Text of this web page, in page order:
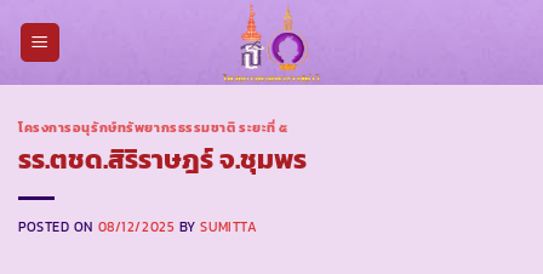
โครงการอนุรักษ์ทรัพยากรธรรมชาติ ระยะที่ ๕
รร.ตชด.สิริราษฎร์ จ.ชุมพร
POSTED ON 08/12/2025 BYSUMITTA